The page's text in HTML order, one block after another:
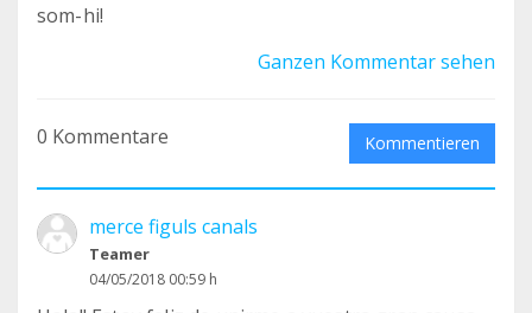
som-hi!
Ganzen Kommentar sehen
0 Kommentare Kommentieren
merce figuls canals
Teamer
04/05/2018 00:59 h